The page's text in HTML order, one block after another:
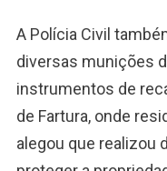
A Polícia Civil
diversas munições
instrumentos de
de Fartura, onde
alegou que realizou